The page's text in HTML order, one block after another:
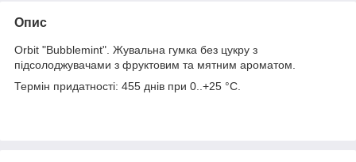
Опис
Orbit "Bubblemint". Жувальна гумка без цукру з
підсолоджувачами з фруктовим та мятним ароматом.
Термін придатності: 455 днів при 0..+25 °C.